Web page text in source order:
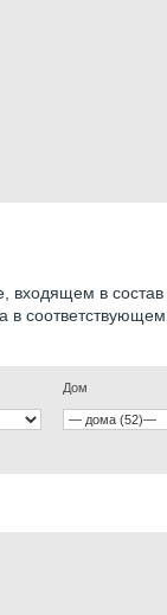
входящем в состав
в соответствующем
Дом